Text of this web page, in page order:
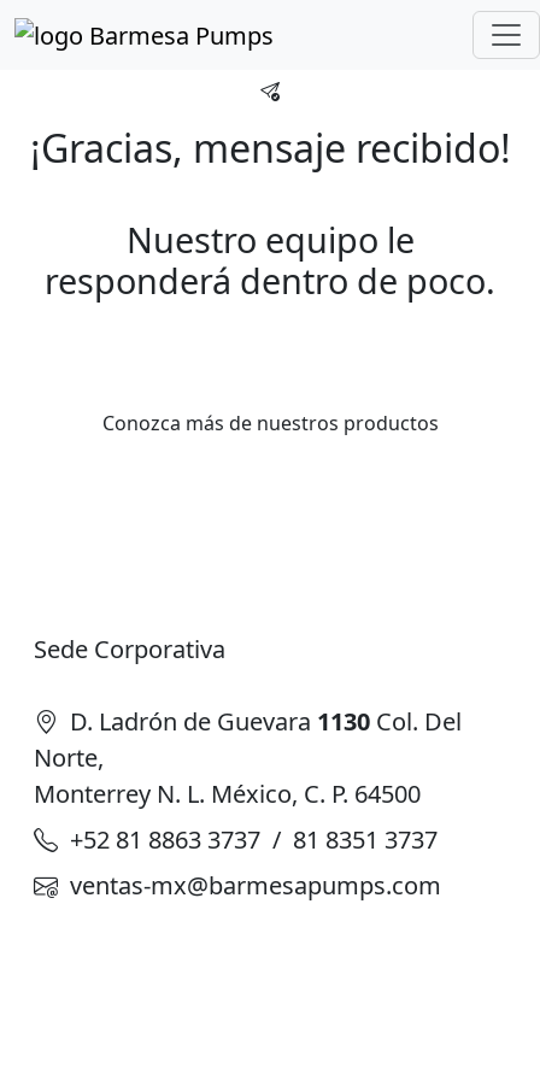
Inicio Gracias
¡Gracias, mensaje recibido!
Nuestro equipo le
responderá dentro de poco.
Conozca más de nuestros productos
Sede Corporativa
D. Ladrón de Guevara 1130 Col. Del
Norte,
Monterrey N. L. México, C. P. 64500
+52 81 8863 3737 / 81 8351 3737
ventas-mx@barmesapumps.com